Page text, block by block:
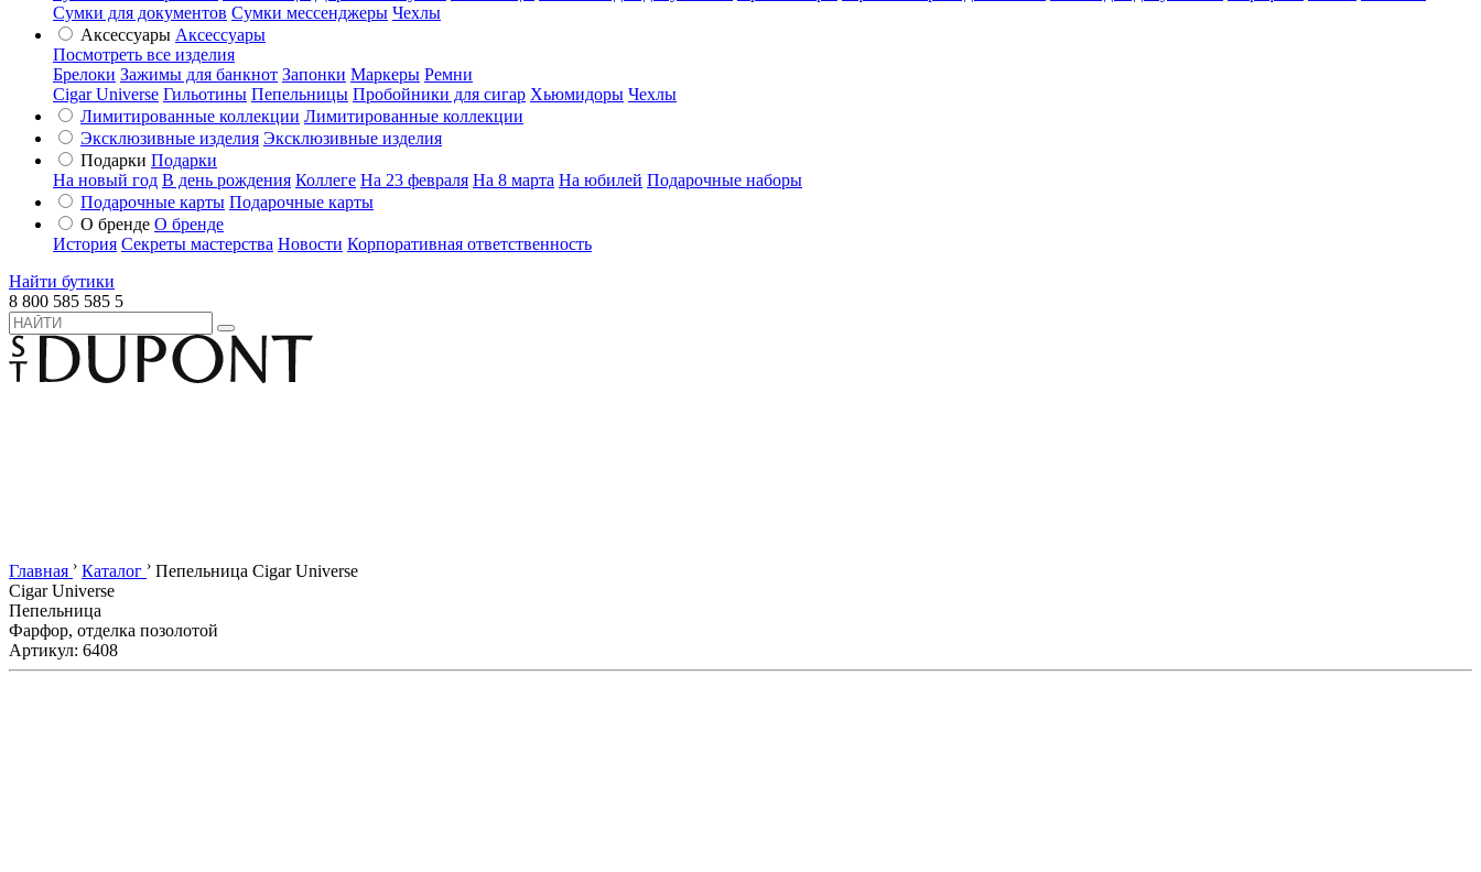
Сумки для документов Сумки мессенджеры Чехлы
Аксессуары Аксессуары
Посмотреть все изделия
Брелоки Зажимы для банкнот Запонки Маркеры Ремни
Cigar Universe Гильотины Пепельницы Пробойники для сигар Хьюмидоры Чехлы
Лимитированные коллекции Лимитированные коллекции
Эксклюзивные изделия Эксклюзивные изделия
Подарки Подарки
На новый год В день рождения Коллеге На 23 февраля На 8 марта На юбилей Подарочные наборы
Подарочные карты Подарочные карты
О бренде О бренде
История Секреты мастерства Новости Корпоративная ответственность
Найти бутики
8 800 585 585 5
Главная › Каталог › Пепельница Cigar Universe
Cigar Universe
Пепельница
Фарфор, отделка позолотой
Артикул: 6408